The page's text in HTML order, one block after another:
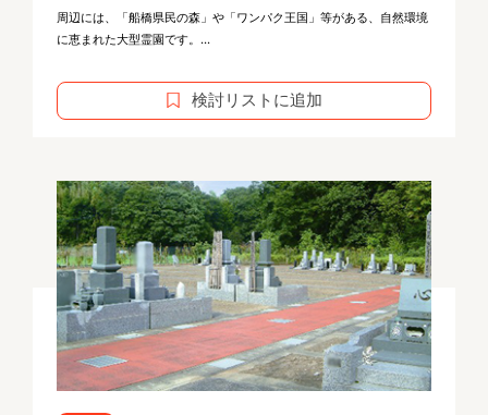
周辺には、「船橋県民の森」や「ワンパク王国」等がある、自然環境
に恵まれた大型霊園です。...
検討リストに追加